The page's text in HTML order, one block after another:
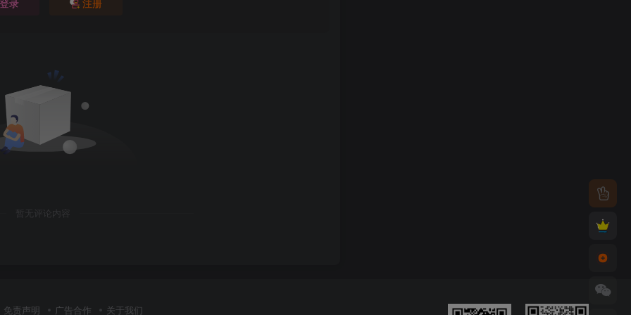
暂无评论内容
免责声明 广告合作 关于我们